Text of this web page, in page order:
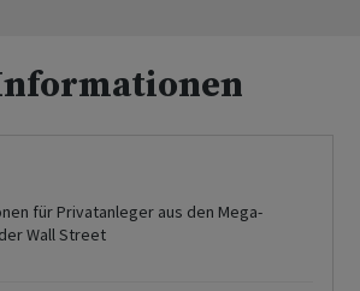
für Privatanleger aus den Mega-
Wall Street